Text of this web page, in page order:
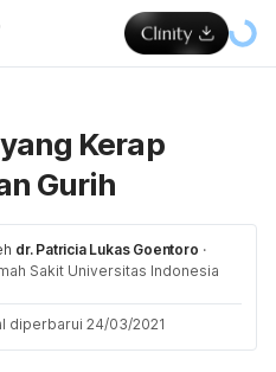
Kerap
Gurih
dr. Patricia Lukas Goentoro ·
Sakit Universitas Indonesia
diperbarui 24/03/2021